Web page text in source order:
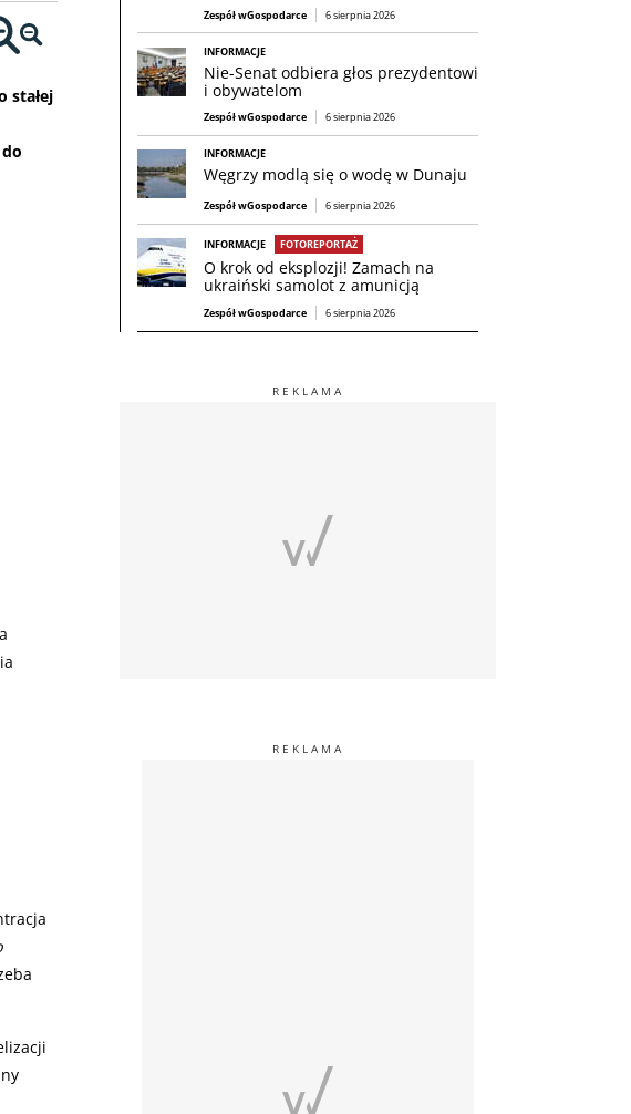
stałej
Zespół wGospodarce 6 sierpnia 2026
INFORMACJE
Nie-Senat odbiera głos prezydentowi
i obywatelom
Zespół wGospodarce 6 sierpnia 2026
INFORMACJE
Węgrzy modlą się o wodę w Dunaju
Zespół wGospodarce 6 sierpnia 2026
INFORMACJE FOTOREPORTAŻ
O krok od eksplozji! Zamach na
ukraiński samolot z amunicją
Zespół wGospodarce 6 sierpnia 2026